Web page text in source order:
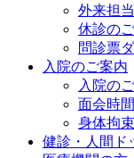
外来担
休診の
問診票
入院のご案内
入院の
面会時
身体拘
健診・人間ド